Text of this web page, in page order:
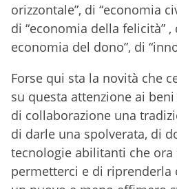
orizzontale”, di “economia
di “economia della felicità” ,
economia del dono”, di
Forse qui sta la novità che
su questa attenzione ai
di collaborazione una
di darle una spolverata, di
tecnologie abilitanti che ora
permetterci e di riprenderla